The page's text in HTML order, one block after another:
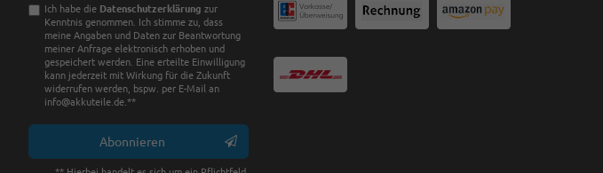
Ich habe die Daten­schutz­erklärung zur
Kenntnis genommen. Ich stimme zu, dass
meine Angaben und Daten zur Beantwortung
meiner Anfrage elektronisch erhoben und
gespeichert werden. Eine erteilte Einwilligung
kann jederzeit mit Wirkung für die Zukunft
widerrufen werden, bspw. per E-Mail an
info@akkuteile.de.**
Abonnieren